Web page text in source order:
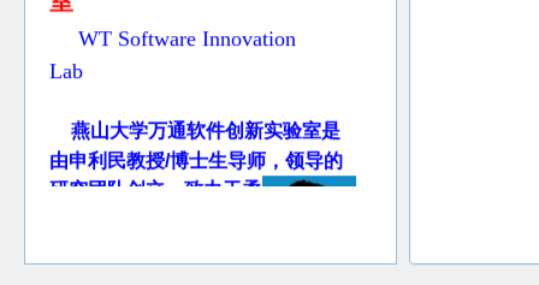
Lab
由申利民教授/博士生导师，领导的
研究团队创立，致力于柔
析、电子商务系统、信